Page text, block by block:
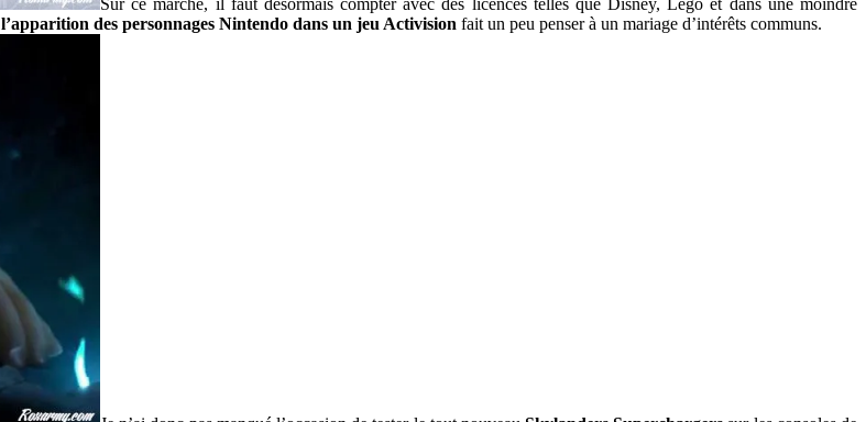
l’apparition des personnages Nintendo dans un jeu Activision fait un peu penser à un mariage d’intérêts communs.